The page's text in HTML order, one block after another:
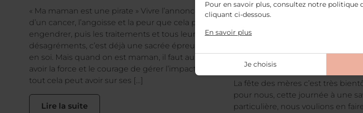
« Ma maman est une pirate » Vivre l’annonce
d’un cancer, l’angoisse et la peur que cela peut
engendrer, puis les traitements et tous leurs
désagréments, c’est déjà une sacrée épreuve
en soi. Mais quand on est maman, il faut aussi
avoir la force et le courage de gérer l’impact que
tout cela peut avoir sur ses […]
Lire la suite
MIEUX VIVRE LE CANCER AU
La fête des mères
: une journée pas
autres
La fête des mères c’est très
pour nous, cette journée à une
particulière, nous voulions en
Pour en savoir plus, consultez notre politique
cliquant ci-dessous.
En savoir plus
Je choisis